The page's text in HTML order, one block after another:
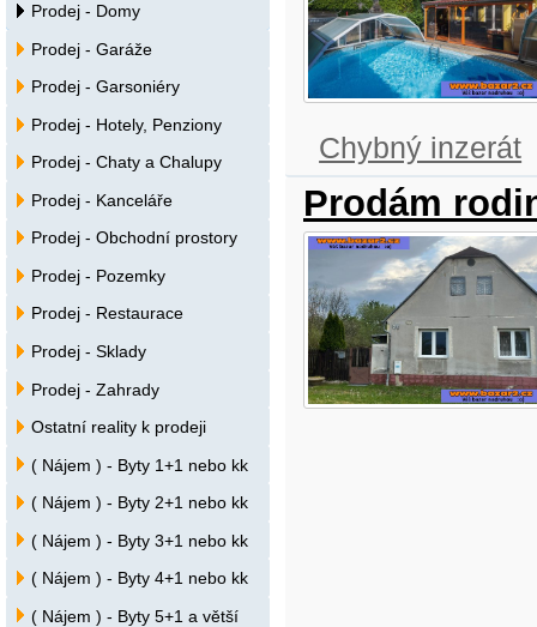
Chybný inzerát
Prodám
Prodej - Domy
Prodej - Garáže
Prodej - Garsoniéry
Prodej - Hotely, Penziony
Prodej - Chaty a Chalupy
Prodej - Kanceláře
Prodej - Obchodní prostory
Prodej - Pozemky
Prodej - Restaurace
Prodej - Sklady
Prodej - Zahrady
Ostatní reality k prodeji
( Nájem ) - Byty 1+1 nebo kk
( Nájem ) - Byty 2+1 nebo kk
( Nájem ) - Byty 3+1 nebo kk
( Nájem ) - Byty 4+1 nebo kk
( Nájem ) - Byty 5+1 a větší